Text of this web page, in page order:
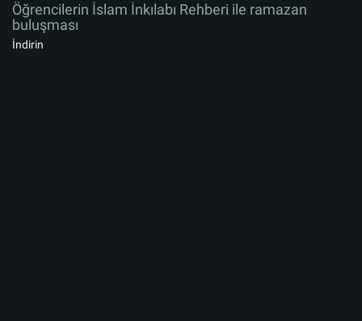
Öğrencilerin İslam İnkılabı Rehberi ile ramazan
buluşması
İndirin